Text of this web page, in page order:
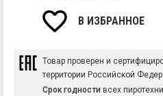
В ИЗБРАННОЕ
Товар проверен и
территории Российской
Срок годности всех